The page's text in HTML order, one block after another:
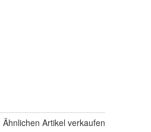
Ähnlichen Artikel verkaufen